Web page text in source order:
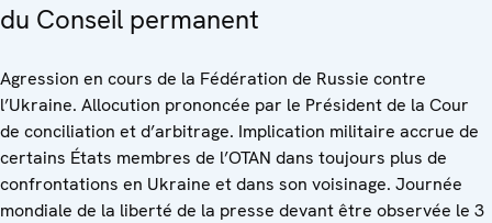
du Conseil permanent
Agression en cours de la Fédération de Russie contre
l’Ukraine. Allocution prononcée par le Président de la Cour
de conciliation et d’arbitrage. Implication militaire accrue de
certains États membres de l’OTAN dans toujours plus de
confrontations en Ukraine et dans son voisinage. Journée
mondiale de la liberté de la presse devant être observée le 3